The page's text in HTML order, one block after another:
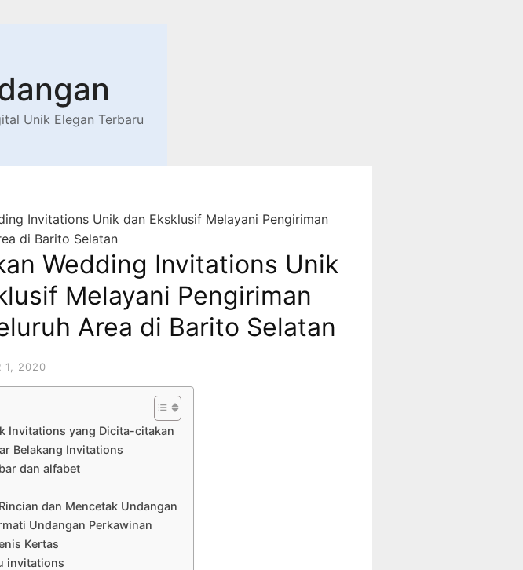
Unik Elegan Terbaru
Invitations Unik dan Eksklusif Melayani Pengiriman
di Barito Selatan
Wedding Invitations Unik
Melayani Pengiriman
Area di Barito Selatan
1, 2020
Invitations yang Dicita-citakan
Belakang Invitations
dan alfabet
dan Mencetak Undangan
Undangan Perkawinan
Kertas
invitations